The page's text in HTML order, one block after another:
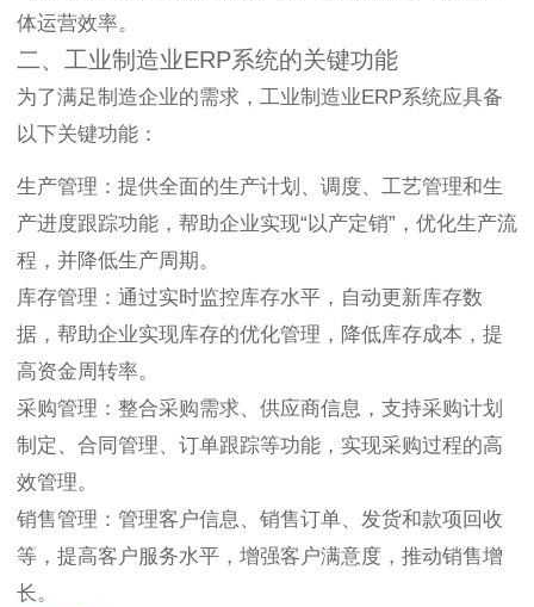
体运营效率。
二、工业制造业ERP系统的关键功能
为了满足制造企业的需求，工业制造业ERP系统应具备
以下关键功能：
生产管理：提供全面的生产计划、调度、工艺管理和生
产进度跟踪功能，帮助企业实现“以产定销”，优化生产流
程，并降低生产周期。
库存管理：通过实时监控库存水平，自动更新库存数
据，帮助企业实现库存的优化管理，降低库存成本，提
高资金周转率。
采购管理：整合采购需求、供应商信息，支持采购计划
制定、合同管理、订单跟踪等功能，实现采购过程的高
效管理。
销售管理：管理客户信息、销售订单、发货和款项回收
等，提高客户服务水平，增强客户满意度，推动销售增
长。